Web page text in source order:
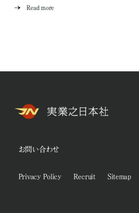
Read more
お問い合わせ
Privacy Policy Recruit Sitemap